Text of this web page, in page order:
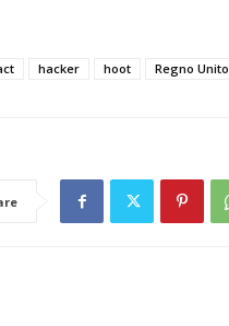
hacker hoot Regno Unito